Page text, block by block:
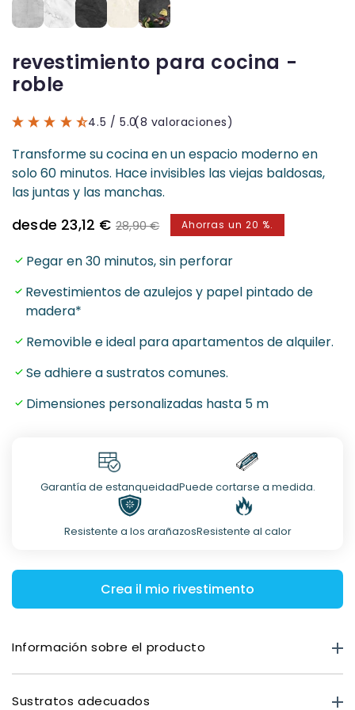
revestimiento para cocina -
roble
4.5 / 5.0(8 valoraciones)
Transforme su cocina en un espacio moderno en
solo 60 minutos. Hace invisibles las viejas baldosas,
las juntas y las manchas.
Precio
venta
desde 23,12 € Precio
28,90 € Ahorras un 20 %.
Pegar en 30 minutos, sin perforar
Revestimientos de azulejos y papel pintado de
madera*
Removible e ideal para apartamentos de alquiler.
Se adhiere a sustratos comunes.
Dimensiones personalizadas hasta 5 m
Garantía de estanqueidadPuede cortarse a medida.
Resistente a los arañazosResistente al calor
Crea il mio rivestimento
Información sobre el producto
Sustratos adecuados